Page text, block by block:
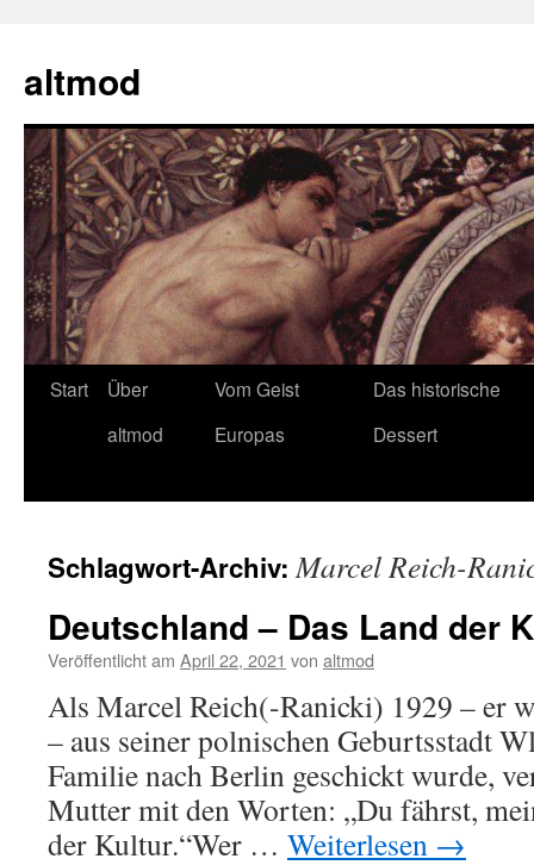
springen
altmod
Start
Über
altmod
Vom Geist
Europas
Das historische
Dessert
Schlagwort-Archiv:Marcel Reich-
Deutschland – Das Land der
Veröffentlicht am April 22, 2021 von altmod
Als Marcel Reich(-Ranicki) 1929 – er
– aus seiner polnischen Geburtsstadt
Familie nach Berlin geschickt wurde,
Mutter mit den Worten: „Du fährst,
der Kultur.“Wer … Weiterlesen →